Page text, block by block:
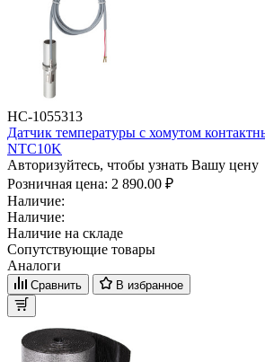
НС-1055313
Датчик температуры с хомутом
NTC10K
Авторизуйтесь, чтобы узнать Вашу цену
Розничная цена: 2 890.00 ₽
Наличие:
Наличие:
Наличие на складе
Сопутствующие товары
Аналоги
Сравнить В избранное